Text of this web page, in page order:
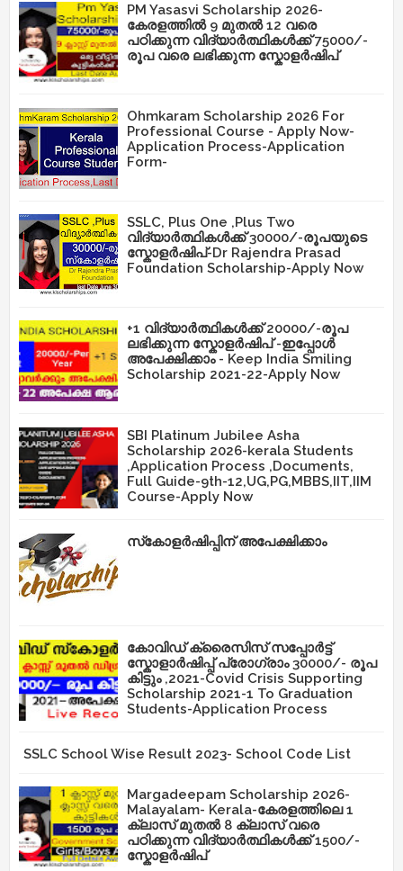
PM Yasasvi Scholarship 2026-
കേരളത്തിൽ 9 മുതൽ 12 വരെ
പഠിക്കുന്ന വിദ്യാർത്ഥികൾക്ക് 75000/-
രൂപ വരെ ലഭിക്കുന്ന സ്കോളർഷിപ്
Ohmkaram Scholarship 2026 For
Professional Course - Apply Now-
Application Process-Application
Form-
SSLC, Plus One ,Plus Two
വിദ്യാർത്ഥികൾക്ക് 30000/-രൂപയുടെ
സ്കോളർഷിപ്-Dr Rajendra Prasad
Foundation Scholarship-Apply Now
+1 വിദ്യാർത്ഥികൾക്ക് 20000/-രൂപ
ലഭിക്കുന്ന സ്കോളർഷിപ് -ഇപ്പോൾ
അപേക്ഷിക്കാം - Keep India Smiling
Scholarship 2021-22-Apply Now
SBI Platinum Jubilee Asha
Scholarship 2026-kerala Students
,Application Process ,Documents,
Full Guide-9th-12,UG,PG,MBBS,IIT,IIM
Course-Apply Now
സ്‌കോളർഷിപ്പിന് അപേക്ഷിക്കാം
കോവിഡ് ക്രൈസിസ് സപ്പോർട്ട്
സ്കോളാർഷിപ്പ് പ്രോഗ്രാം 30000/- രൂപ
കിട്ടും ,2021-Covid Crisis Supporting
Scholarship 2021-1 To Graduation
Students-Application Process
SSLC School Wise Result 2023- School Code List
Margadeepam Scholarship 2026-
Malayalam- Kerala-കേരളത്തിലെ 1
ക്ലാസ് മുതൽ 8 ക്ലാസ് വരെ
പഠിക്കുന്ന വിദ്യാർത്ഥികൾക്ക് 1500/-
സ്കോളർഷിപ്